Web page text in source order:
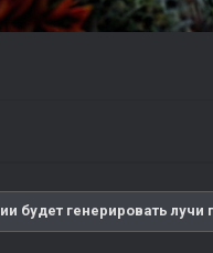
ии будет генерировать